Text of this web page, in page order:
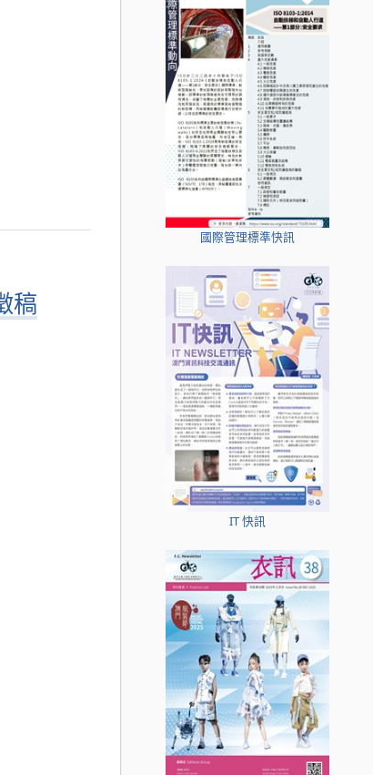
稿
國際管理標準快訊
IT 快訊